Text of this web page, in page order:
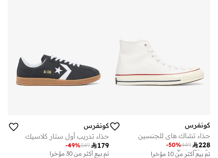
كونفرس
حذاء تشاك هاي للجنسين
228
449
-50%
توصيل مجاني
تم بيع أكثر من 10 مؤخرا
كونفرس
حذاء تدريب أول ستار كلاسيك
179
349
-49%
تم بيع أكثر من 30 مؤخرا